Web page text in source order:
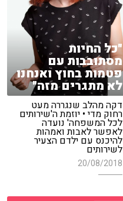
"כל החיות
מסתובבות עם
פטמות בחוץ ואנחנו
לא מתגרים מזה"
דקה מהלב שנגררה מעט
רחוק מדי • יוזמת ה'שירותים
לכל המשפחה' נועדה
לאפשר לאבות ואמהות
להיכנס עם ילדם הצעיר
לשירותים
20/08/2018